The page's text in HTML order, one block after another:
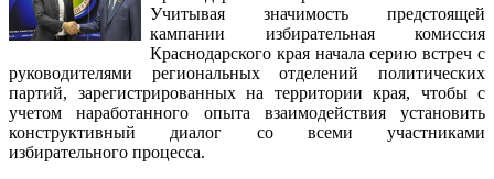
Учитывая значимость предстоящей
кампании избирательная комиссия
Краснодарского края начала серию встреч с
руководителями региональных отделений политических
партий, зарегистрированных на территории края, чтобы с
учетом наработанного опыта взаимодействия установить
конструктивный диалог со всеми участниками
избирательного процесса.